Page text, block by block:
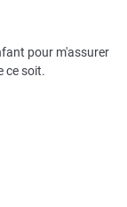
pour m'assurer
ce soit.